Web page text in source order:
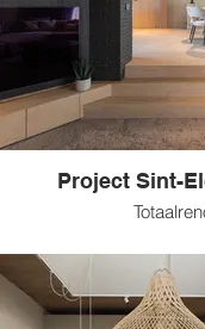
Project Sint-